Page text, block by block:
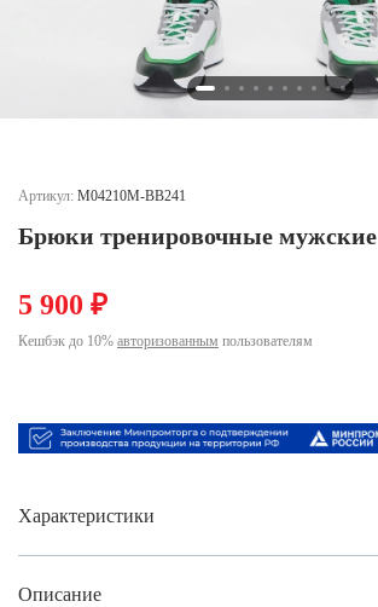
Ставропольский край (5)
Томская область (1)
Тульская область (1)
Тюменская область (3)
Артикул: M04210M-BB241
Брюки тренировочные мужские
5 900 ₽
Кешбэк до 10% авторизованным пользователям
Характеристики
Описание